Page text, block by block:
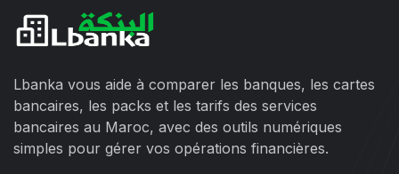
Lbanka vous aide à comparer les banques, les cartes
bancaires, les packs et les tarifs des services
bancaires au Maroc, avec des outils numériques
simples pour gérer vos opérations financières.